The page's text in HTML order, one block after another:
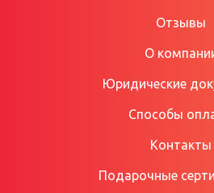
Отзывы
О
Юридические
Способы
Контакты
Подарочные